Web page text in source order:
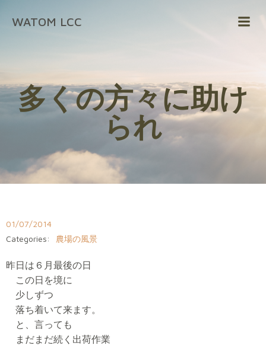
ス
キ
ッ
プ
WATOM LCC
多くの方々に助け
られ
01/07/2014
Categories:
農場の風景
昨日は６月最後の日
この日を境に
少しずつ
落ち着いて来ます。
と、言っても
まだまだ続く出荷作業